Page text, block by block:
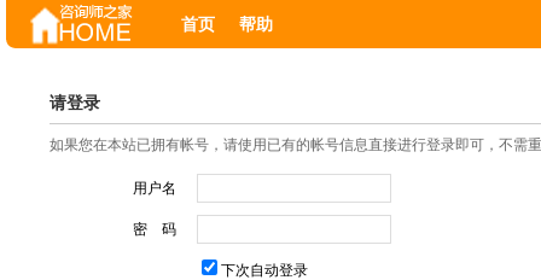
首页 帮助
请登录
如果您在本站已拥有帐号，请使用已有的帐号信息直接进行登录即可，不需
用户名
密 码
下次自动登录